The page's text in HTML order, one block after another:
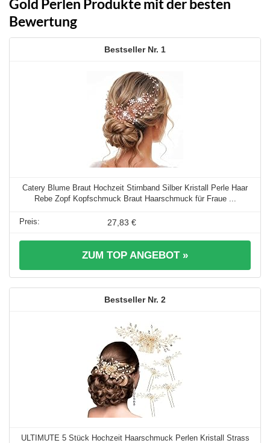
Gold Perlen Produkte mit der besten
Bewertung
1
Catery Blume Braut Hochzeit Stirnband Silber Kristall Perle Haar
Rebe Zopf Kopfschmuck Braut Haarschmuck für Fraue ...
27,83 €
ZUM TOP ANGEBOT »
2
ULTIMUTE 5 Stück Hochzeit Haarschmuck Perlen Kristall Strass